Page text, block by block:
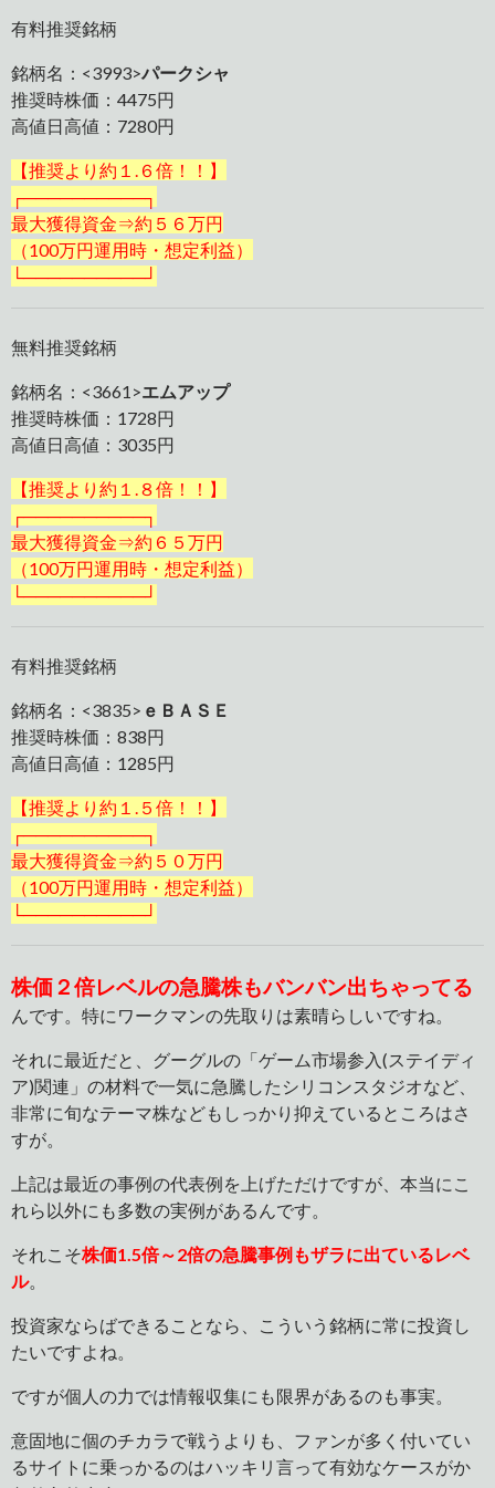
有料推奨銘柄
銘柄名：<3993>パークシャ
推奨時株価：4475円
高値日高値：7280円
【推奨より約１.６倍！！】
┌──────────┐
最大獲得資金⇒約５６万円
（100万円運用時・想定利益）
└──────────┘
無料推奨銘柄
銘柄名：<3661>エムアップ
推奨時株価：1728円
高値日高値：3035円
【推奨より約１.８倍！！】
┌──────────┐
最大獲得資金⇒約６５万円
（100万円運用時・想定利益）
└──────────┘
有料推奨銘柄
銘柄名：<3835> ｅＢＡＳＥ
推奨時株価：838円
高値日高値：1285円
【推奨より約１.５倍！！】
┌──────────┐
最大獲得資金⇒約５０万円
（100万円運用時・想定利益）
└──────────┘
株価２倍レベルの急騰株もバンバン出ちゃってる
んです。特にワークマンの先取りは素晴らしいですね。
それに最近だと、グーグルの「ゲーム市場参入(ステイディ
ア)関連」の材料で一気に急騰したシリコンスタジオなど、
非常に旬なテーマ株などもしっかり抑えているところはさ
すが。
上記は最近の事例の代表例を上げただけですが、本当にこ
れら以外にも多数の実例があるんです。
それこそ株価1.5倍～2倍の急騰事例もザラに出ているレベ
ル。
投資家ならばできることなら、こういう銘柄に常に投資し
たいですよね。
ですが個人の力では情報収集にも限界があるのも事実。
意固地に個のチカラで戦うよりも、ファンが多く付いてい
るサイトに乗っかるのはハッキリ言って有効なケースがか